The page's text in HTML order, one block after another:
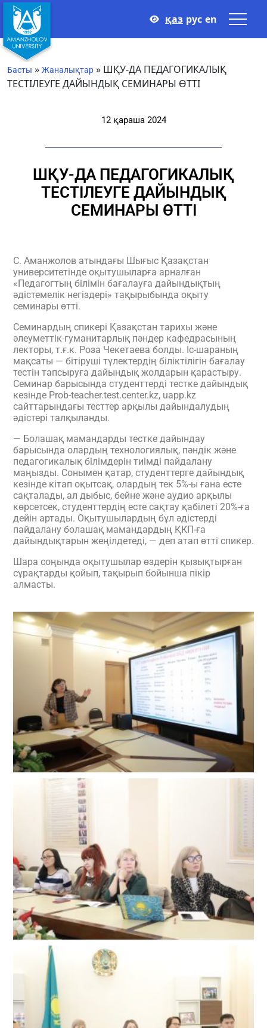
қаз рус en
Басты » Жаналықтар » ШҚУ-ДА ПЕДАГОГИКАЛЫҚ
ТЕСТІЛЕУГЕ ДАЙЫНДЫҚ СЕМИНАРЫ ӨТТІ
12 қараша 2024
ШҚУ-ДА ПЕДАГОГИКАЛЫҚ
ТЕСТІЛЕУГЕ ДАЙЫНДЫҚ
СЕМИНАРЫ ӨТТІ
С. Аманжолов атындағы Шығыс Қазақстан
университетінде оқытушыларға арналған
«Педагогтың білімін бағалауға дайындықтың
әдістемелік негіздері» тақырыбында оқыту
семинары өтті.
Семинардың спикері Қазақстан тарихы және
әлеуметтік-гуманитарлық пәндер кафедрасының
лекторы, т.ғ.к. Роза Чекетаева болды. Іс-шараның
мақсаты — бітіруші түлектердің біліктілігін бағалау
тестін тапсыруға дайындық жолдарын қарастыру.
Семинар барысында студенттерді тестке дайындық
кезінде Prob-teacher.test.center.kz, uapp.kz
сайттарындағы тесттер арқылы дайындалудың
әдістері талқыланды.
— Болашақ мамандарды тестке дайындау
барысында олардың технологиялық, пәндік және
педагогикалық білімдерін тиімді пайдалану
маңызды. Сонымен қатар, студенттерге дайындық
кезінде кітап оқытсақ, олардың тек 5%-ы ғана есте
сақталады, ал дыбыс, бейне және аудио арқылы
көрсетсек, студенттердің есте сақтау қабілеті 20%-ға
дейін артады. Оқытушылардың бұл әдістерді
пайдалану болашақ мамандардың ҚКП-ға
дайындықтарын жеңілдетеді, — деп атап өтті спикер.
Шара соңында оқытушылар өздерін қызықтырған
сұрақтарды қойып, тақырып бойынша пікір
алмасты.